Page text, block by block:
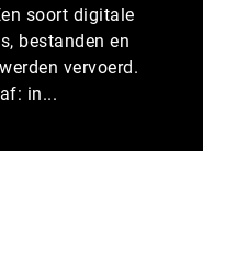
soort digitale
bestanden en
vervoerd.
in...